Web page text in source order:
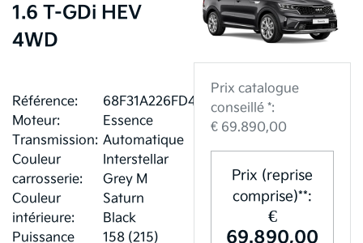
1.6 T-GDi HEV
4WD
Référence:
68F31A226FD42
Moteur:
Essence
Transmission: Automatique
Couleur
carrosserie:
Interstellar
Grey M
Couleur
intérieure:
Saturn
Black
Puissance
158 (215)
Prix catalogue
conseillé *:
€ 69.890,00
Prix (reprise
comprise)**:
€
69.890,00